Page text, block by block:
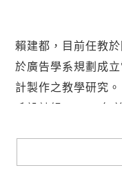
賴建都，目前任教
於廣告學系規劃成
計製作之教學研究
司，服務的客戶包